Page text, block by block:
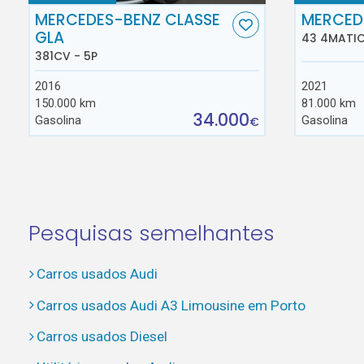
MERCEDES-BENZ CLASSE
GLA
381CV - 5P
2016
150.000 km
Gasolina
34.000€
43
2021
81.000 km
Gasolina
Pesquisas semelhantes
Carros usados Audi
Carros usados Audi A3 Limousine em Porto
Carros usados Diesel